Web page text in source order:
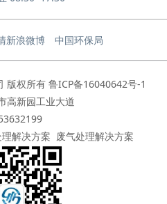
新浪微博 中国环保局
版权所有 鲁ICP备16040642号-1
高新园工业大道
解决方案 废气处理解决方案